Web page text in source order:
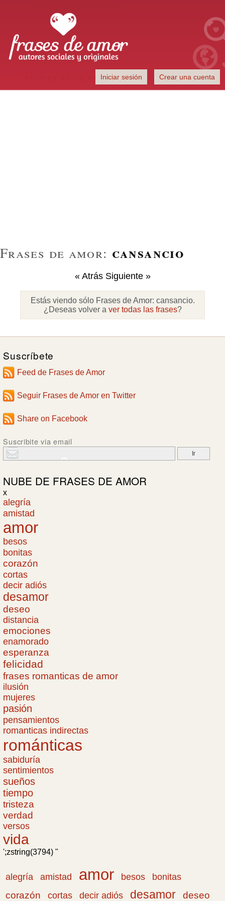
Autores sociales y originales
Iniciar sesión Crear una cuenta
Frases de amor: cansancio
« Atrás Siguiente »
Estás viendo sólo Frases de Amor: cansancio.
¿Deseas volver a ver todas las frases?
Suscríbete
Feed de Frases de Amor
Seguir Frases de Amor en Twitter
Share on Facebook
Suscribite via email
NUBE DE FRASES DE AMOR
x
alegría
amistad
amor
besos
bonitas
corazón
cortas
decir adiós
desamor
deseo
distancia
emociones
enamorado
esperanza
felicidad
frases romanticas de amor
ilusión
mujeres
pasión
pensamientos
romanticas indirectas
románticas
sabiduría
sentimientos
sueños
tiempo
tristeza
verdad
versos
vida
';zstring(3794) "
alegría amistad amor besos
bonitas
corazón
cortas decir adiós desamor deseo